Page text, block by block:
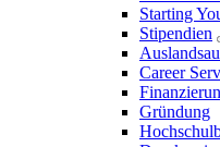
Starting
Stipendien
Career
Gründung